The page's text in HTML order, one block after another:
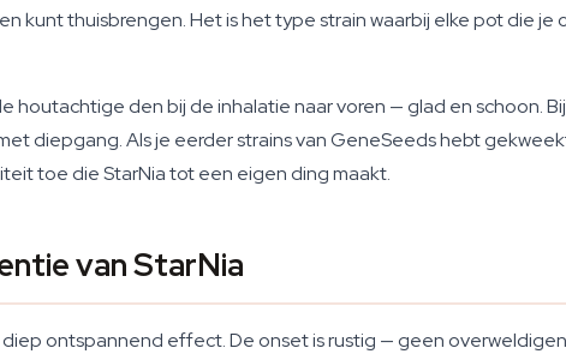
kunt thuisbrengen. Het is het type strain waarbij elke pot die
houtachtige den bij de inhalatie naar voren — glad en schoon.
diepgang. Als je eerder strains van GeneSeeds hebt
toe die StarNia tot een eigen ding maakt.
van StarNia
ontspannend effect. De onset is rustig — geen